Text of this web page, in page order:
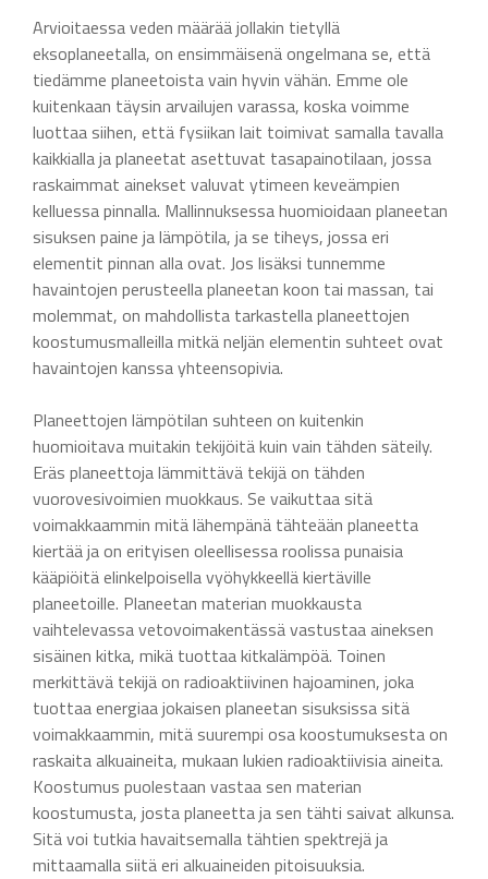
Arvioitaessa veden määrää jollakin tietyllä
eksoplaneetalla, on ensimmäisenä ongelmana se, että
tiedämme planeetoista vain hyvin vähän. Emme ole
kuitenkaan täysin arvailujen varassa, koska voimme
luottaa siihen, että fysiikan lait toimivat samalla tavalla
kaikkialla ja planeetat asettuvat tasapainotilaan, jossa
raskaimmat ainekset valuvat ytimeen keveämpien
kelluessa pinnalla. Mallinnuksessa huomioidaan planeetan
sisuksen paine ja lämpötila, ja se tiheys, jossa eri
elementit pinnan alla ovat. Jos lisäksi tunnemme
havaintojen perusteella planeetan koon tai massan, tai
molemmat, on mahdollista tarkastella planeettojen
koostumusmalleilla mitkä neljän elementin suhteet ovat
havaintojen kanssa yhteensopivia.
Planeettojen lämpötilan suhteen on kuitenkin
huomioitava muitakin tekijöitä kuin vain tähden säteily.
Eräs planeettoja lämmittävä tekijä on tähden
vuorovesivoimien muokkaus. Se vaikuttaa sitä
voimakkaammin mitä lähempänä tähteään planeetta
kiertää ja on erityisen oleellisessa roolissa punaisia
kääpiöitä elinkelpoisella vyöhykkeellä kiertäville
planeetoille. Planeetan materian muokkausta
vaihtelevassa vetovoimakentässä vastustaa aineksen
sisäinen kitka, mikä tuottaa kitkalämpöä. Toinen
merkittävä tekijä on radioaktiivinen hajoaminen, joka
tuottaa energiaa jokaisen planeetan sisuksissa sitä
voimakkaammin, mitä suurempi osa koostumuksesta on
raskaita alkuaineita, mukaan lukien radioaktiivisia aineita.
Koostumus puolestaan vastaa sen materian
koostumusta, josta planeetta ja sen tähti saivat alkunsa.
Sitä voi tutkia havaitsemalla tähtien spektrejä ja
mittaamalla siitä eri alkuaineiden pitoisuuksia.